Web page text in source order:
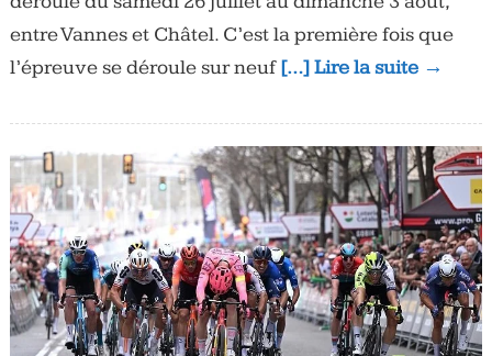
entre Vannes et Châtel. C’est la première fois que
l’épreuve se déroule sur neuf[…] Lire la suite →